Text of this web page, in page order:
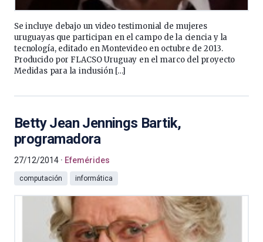
Se incluye debajo un video testimonial de mujeres
uruguayas que participan en el campo de la ciencia y la
tecnología, editado en Montevideo en octubre de 2013.
Producido por FLACSO Uruguay en el marco del proyecto
Medidas para la inclusión […]
Betty Jean Jennings Bartik,
programadora
27/12/2014 Efemérides
computación informática